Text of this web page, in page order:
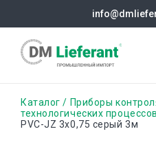
основному
Строка
навигации
Каталог
Приборы
технологических процессов
PVC-JZ 3x0,75 серый 3м